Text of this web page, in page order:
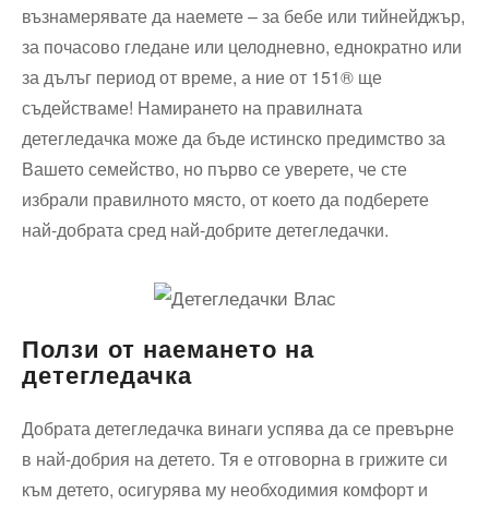
възнамерявате да наемете – за бебе или тийнейджър,
за почасово гледане или целодневно, еднократно или
за дълъг период от време, а ние от 151® ще
съдействаме! Намирането на правилната
детегледачка може да бъде истинско предимство за
Вашето семейство, но първо се уверете, че сте
избрали правилното място, от което да подберете
най-добрата сред най-добрите детегледачки.
Ползи от наемането на
детегледачка
Добрата детегледачка винаги успява да се превърне
в най-добрия на детето. Тя е отговорна в грижите си
към детето, осигурява му необходимия комфорт и